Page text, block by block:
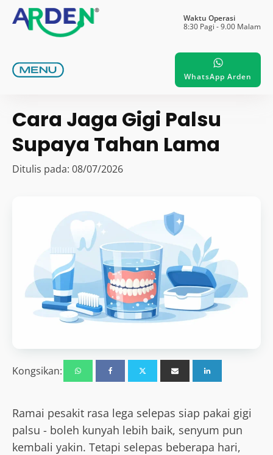
Waktu Operasi
8:30 Pagi - 9.00 Malam
WhatsApp Arden
Cara Jaga Gigi Palsu
Supaya Tahan Lama
Ditulis pada: 08/07/2026
Kongsikan:
Ramai pesakit rasa lega selepas siap pakai gigi
palsu - boleh kunyah lebih baik, senyum pun
kembali yakin. Tetapi selepas beberapa hari,